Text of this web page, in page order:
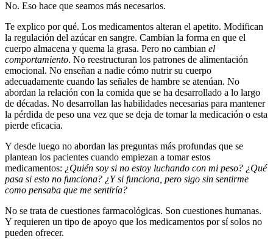
No. Eso hace que seamos más necesarios.
Te explico por qué. Los medicamentos alteran el apetito. Modifican
la regulación del azúcar en sangre. Cambian la forma en que el
cuerpo almacena y quema la grasa. Pero no cambian el
comportamiento. No reestructuran los patrones de alimentación
emocional. No enseñan a nadie cómo nutrir su cuerpo
adecuadamente cuando las señales de hambre se atenúan. No
abordan la relación con la comida que se ha desarrollado a lo largo
de décadas. No desarrollan las habilidades necesarias para mantener
la pérdida de peso una vez que se deja de tomar la medicación o esta
pierde eficacia.
Y desde luego no abordan las preguntas más profundas que se
plantean los pacientes cuando empiezan a tomar estos
medicamentos: ¿Quién soy si no estoy luchando con mi peso? ¿Qué
pasa si esto no funciona? ¿Y si funciona, pero sigo sin sentirme
como pensaba que me sentiría?
No se trata de cuestiones farmacológicas. Son cuestiones humanas.
Y requieren un tipo de apoyo que los medicamentos por sí solos no
pueden ofrecer.